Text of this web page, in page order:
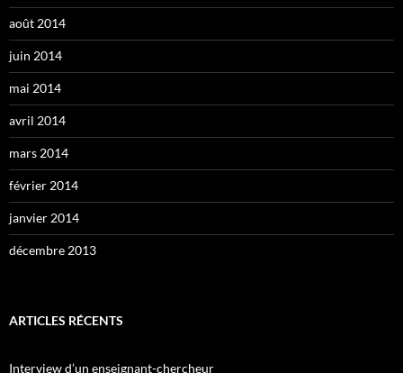
août 2014
juin 2014
mai 2014
avril 2014
mars 2014
février 2014
janvier 2014
décembre 2013
ARTICLES RÉCENTS
Interview d’un enseignant-chercheur